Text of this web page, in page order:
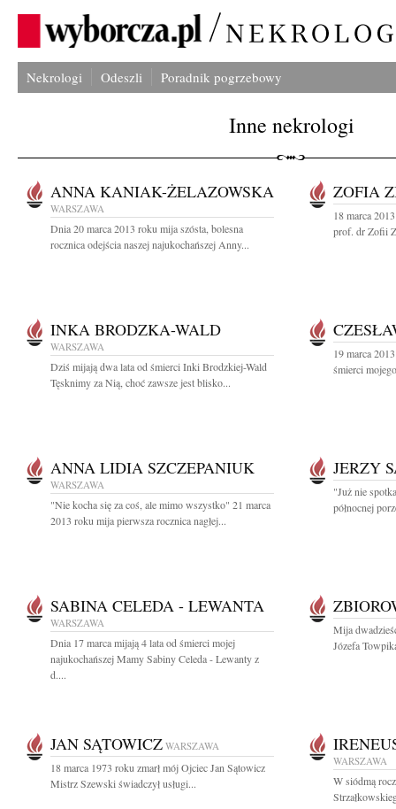
Nekrologi Odeszli Poradnik pogrzebowy
Inne nekrologi
ANNA KANIAK-ŻELAZOWSKA
WARSZAWA
Dnia 20 marca 2013 roku mija szósta, bolesna
rocznica odejścia naszej najukochańszej Anny...
ZOFIA
18 marca
prof. dr Zofii
INKA BRODZKA-WALD
WARSZAWA
Dziś mijają dwa lata od śmierci Inki Brodzkiej-Wald
Tęsknimy za Nią, choć zawsze jest blisko...
19 marca
śmierci
ANNA LIDIA SZCZEPANIUK
WARSZAWA
"Nie kocha się za coś, ale mimo wszystko" 21 marca
2013 roku mija pierwsza rocznica nagłej...
JERZY
"Już nie
północnej
SABINA CELEDA - LEWANTA
WARSZAWA
Dnia 17 marca mijają 4 lata od śmierci mojej
najukochańszej Mamy Sabiny Celeda - Lewanty z
d....
Mija
Józefa
JAN SĄTOWICZ WARSZAWA
18 marca 1973 roku zmarł mój Ojciec Jan Sątowicz
Mistrz Szewski świadczył usługi...
WARSZAWA
W siódmą